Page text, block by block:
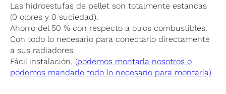
Las hidroestufas de pellet son totalmente estancas
(0 olores y 0 suciedad).
Ahorro del 50 % con respecto a otros combustibles.
Con todo lo necesario para conectarlo directamente
a sus radiadores.
Fácil instalación, (podemos montarla nosotros o
podemos mandarle todo lo necesario para montarla).